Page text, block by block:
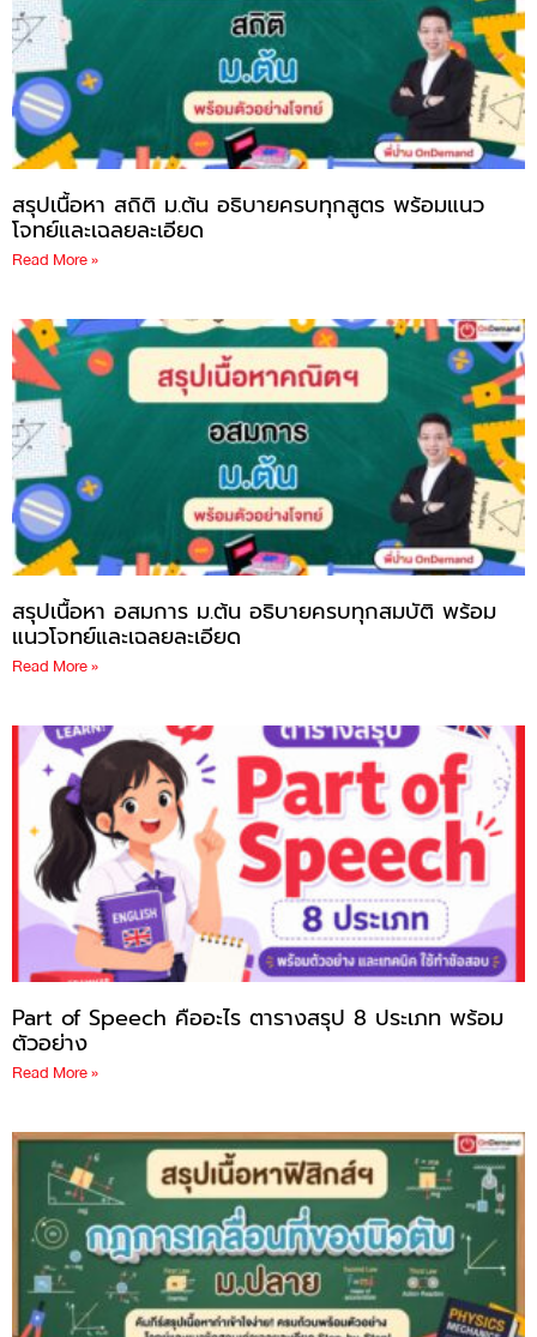
สรุปเนื้อหา สถิติ ม.ต้น อธิบายครบทุกสูตร พร้อมแนว
โจทย์และเฉลยละเอียด
Read More »
สรุปเนื้อหา อสมการ ม.ต้น อธิบายครบทุกสมบัติ พร้อม
แนวโจทย์และเฉลยละเอียด
Read More »
Part of Speech คืออะไร ตารางสรุป 8 ประเภท พร้อม
ตัวอย่าง
Read More »